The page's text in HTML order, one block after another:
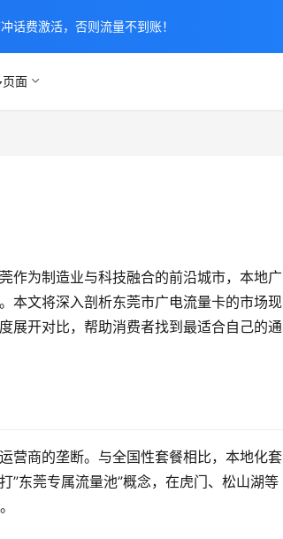
页面
作为制造业与科技融合的前沿城市，本地广
本文将深入剖析东莞市广电流量卡的市场现
展开对比，帮助消费者找到最适合自己的通
营商的垄断。与全国性套餐相比，本地化套
”东莞专属流量池”概念，在虎门、松山湖等
话费激活，否则流量不到账！